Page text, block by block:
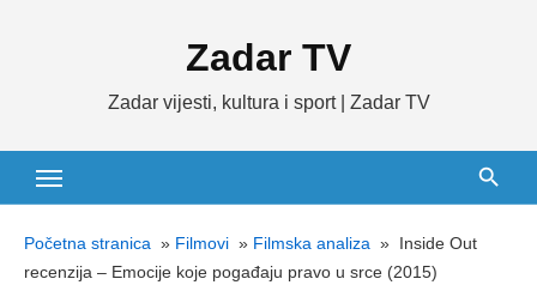
Zadar TV
Zadar vijesti, kultura i sport | Zadar TV
Početna stranica » Filmovi » Filmska analiza » Inside Out
recenzija – Emocije koje pogađaju pravo u srce (2015)